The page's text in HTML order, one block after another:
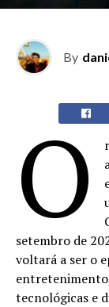
By
O
setembro de
voltará a ser o
tecnológicas e